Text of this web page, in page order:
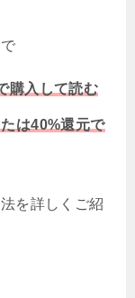
購入して読む
は40%還元で
を詳しくご紹